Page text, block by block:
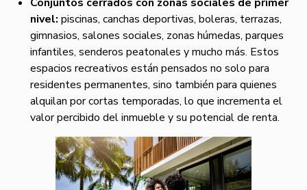
nivel: piscinas, canchas deportivas, boleras, terrazas,
gimnasios, salones sociales, zonas húmedas, parques
infantiles, senderos peatonales y mucho más. Estos
espacios recreativos están pensados no solo para
residentes permanentes, sino también para quienes
alquilan por cortas temporadas, lo que incrementa el
valor percibido del inmueble y su potencial de renta.